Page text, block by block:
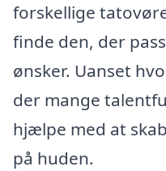
forskellige
finde den, der
ønsker. Uanset
der mange
hjælpe med at
på huden.